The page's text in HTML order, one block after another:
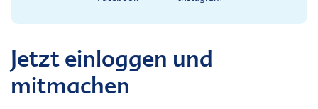
Jetzt einloggen und
mitmachen